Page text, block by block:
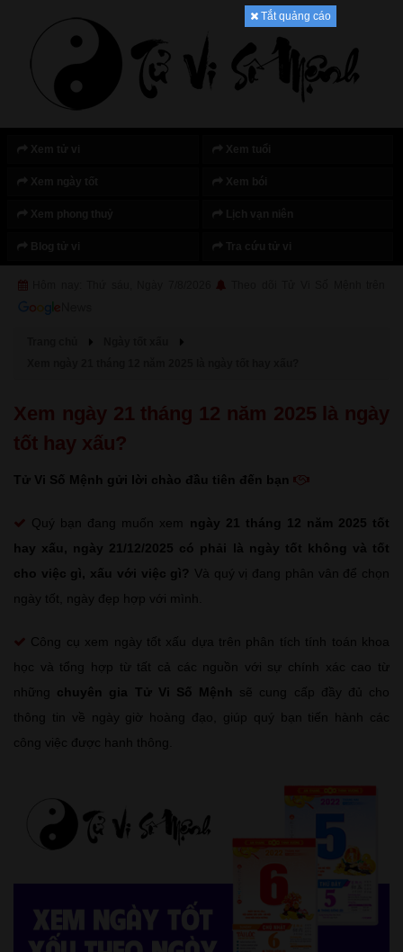
Tắt quảng cáo
Xem ngày 21 tháng 12 năm 2025 là ngày
tốt hay xấu?
Tử Vi Số Mệnh gửi lời chào đầu tiên đến bạn
Quý bạn đang muốn xem ngày 21 tháng 12 năm 2025 tốt
hay xấu, ngày 21/12/2025 có phải là ngày tốt không và tốt
cho việc gì, xấu với việc gì? Và quý vị đang phân vân để chọn
ngày tốt, ngày đẹp hợp với mình.
Công cụ xem ngày tốt xấu dựa trên phân tích tính toán khoa
học và tổng hợp từ tất cả các nguồn với sự chính xác cao từ
những chuyên gia Tử Vi Số Mệnh
sẽ cung cấp đầy đủ cho
thông tin về ngày giờ hoàng đạo, giúp quý bạn tiến hành các
công việc được hanh thông.